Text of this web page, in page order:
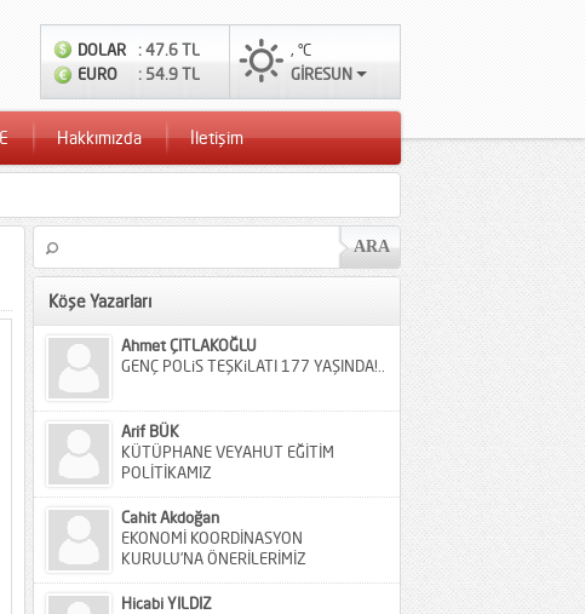
DOLAR
: 47.6 TL
EURO
: 54.9 TL
, °C
GİRESUN
Hakkımızda İletişim
Köşe Yazarları
Ahmet ÇITLAKOĞLU
GENÇ POLiS TEŞKiLATI 177 YAŞINDA!..
Arif BÜK
KÜTÜPHANE VEYAHUT EĞİTİM
POLİTİKAMIZ
Cahit Akdoğan
EKONOMİ KOORDİNASYON
KURULU’NA ÖNERİLERİMİZ
Hicabi YILDIZ